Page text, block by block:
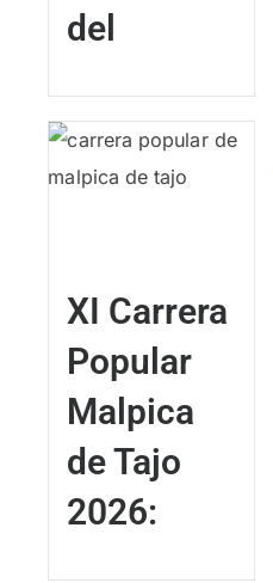
del
XI Carrera
Popular
Malpica
de Tajo
2026: